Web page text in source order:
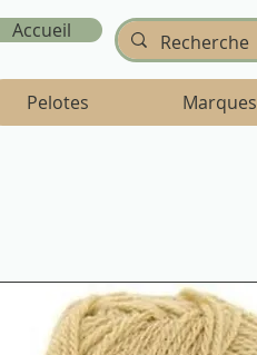
Accueil
Pelotes Marques